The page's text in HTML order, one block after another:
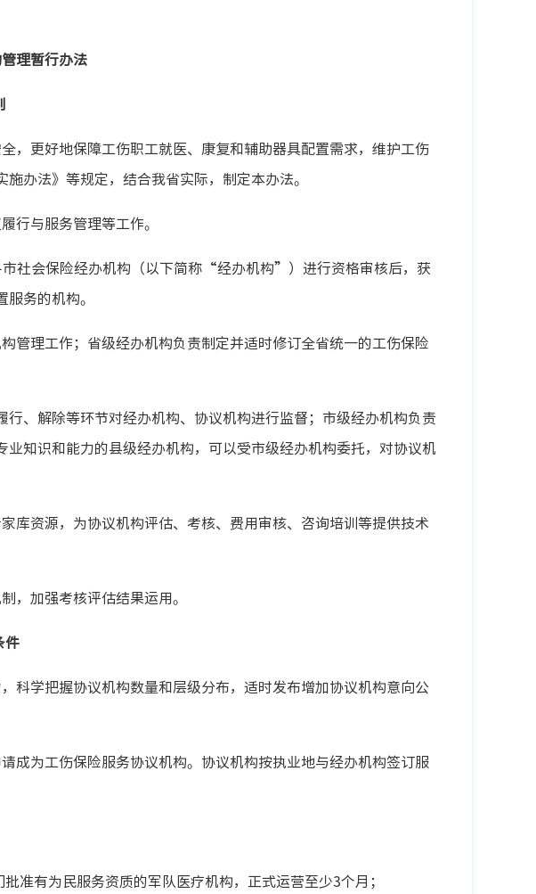
理暂行办法
更好地保障工伤职工就医、康复和辅助器具配置需求，维护工伤
办法》等规定，结合我省实际，制定本办法。
与服务管理等工作。
会保险经办机构（以下简称“经办机构”）进行资格审核后，获
务的机构。
理工作；省级经办机构负责制定并适时修订全省统一的工伤保险
、解除等环节对经办机构、协议机构进行监督；市级经办机构负责
知识和能力的县级经办机构，可以受市级经办机构委托，对协议机
资源，为协议机构评估、考核、费用审核、咨询培训等提供技术
加强考核评估结果运用。
学把握协议机构数量和层级分布，适时发布增加协议机构意向公
为工伤保险服务协议机构。协议机构按执业地与经办机构签订服
准有为民服务资质的军队医疗机构，正式运营至少3个月；